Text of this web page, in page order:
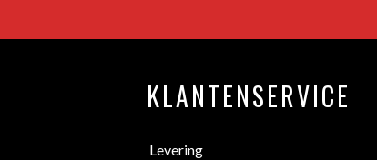
KLANTENSERVICE
Levering